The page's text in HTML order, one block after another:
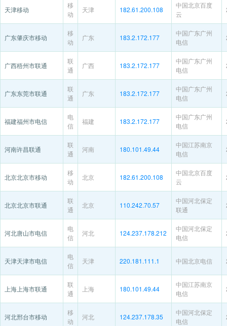
天津移动
移
动
天津 182.61.200.108
中国北京百度
云
广东肇庆市移动
移
动
广东 183.2.172.177
中国广东广州
电信
广西梧州市联通
联
通
广西 183.2.172.177
中国广东广州
电信
广东东莞市联通
联
通
广东 183.2.172.177
中国广东广州
电信
福建福州市电信
电
信
福建 183.2.172.177
中国广东广州
电信
河南许昌联通
联
通
河南 180.101.49.44
中国江苏南京
电信
北京北京市移动
移
动
北京 182.61.200.108
中国北京百度
云
北京北京市联通
联
通
北京 110.242.70.57
中国河北保定
联通
河北唐山市电信
电
信
河北 124.237.178.212
中国河北保定
电信
天津天津市电信
电
信
天津 220.181.111.1 中国北京电信
上海上海市联通
联
通
上海 180.101.49.44
中国江苏南京
电信
河北邢台市移动
移
动
河北 124.237.178.35
中国河北保定
电信